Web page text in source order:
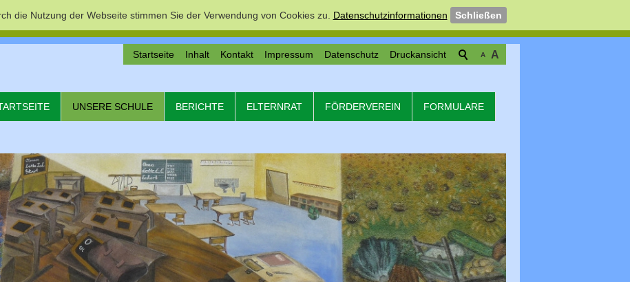
die Nutzung der Webseite stimmen Sie der Verwendung von Cookies zu. Datenschutzinformationen Schließen
A A
Startseite Inhalt Kontakt Impressum Datenschutz Druckansicht
UNSERE SCHULE BERICHTE ELTERNRAT FÖRDERVEREIN FORMULARE